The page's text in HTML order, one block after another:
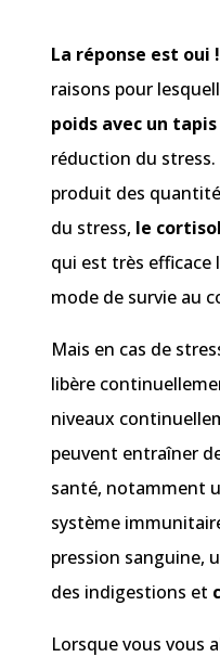
La réponse est oui !
raisons pour
poids avec un tapis
réduction du
produit des
du stress, le
qui est très efficace
mode de survie au
Mais en cas de
libère
niveaux
peuvent entraîner
santé, notamment
système
pression sanguine,
des indigestions et
Lorsque vous vous